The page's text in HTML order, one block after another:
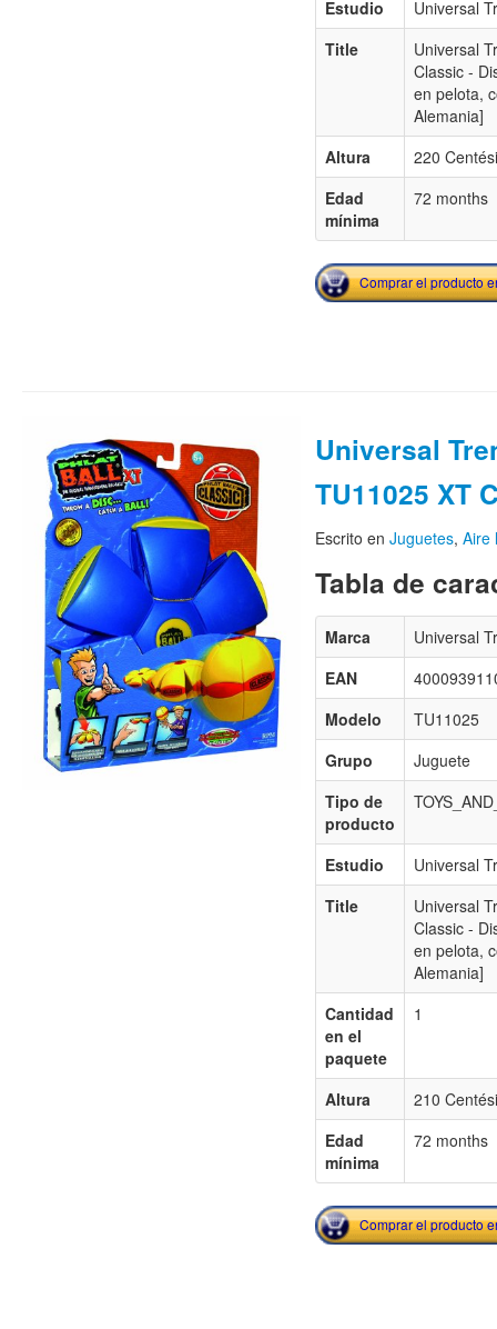
Estudio
Universal
Title
Universal
Classic -
en pelota,
Alemania]
Altura
220
Edad
mínima
72 months
Comprar el producto
Universal
TU11025 XT
Escrito en Juguetes, Aire
Tabla de
Marca
Universal
EAN
Modelo
TU11025
Grupo
Juguete
Tipo de
producto
Estudio
Universal
Title
Universal
Classic -
en pelota,
Alemania]
Cantidad
en el
paquete
1
Altura
210
Edad
mínima
72 months
Comprar el producto